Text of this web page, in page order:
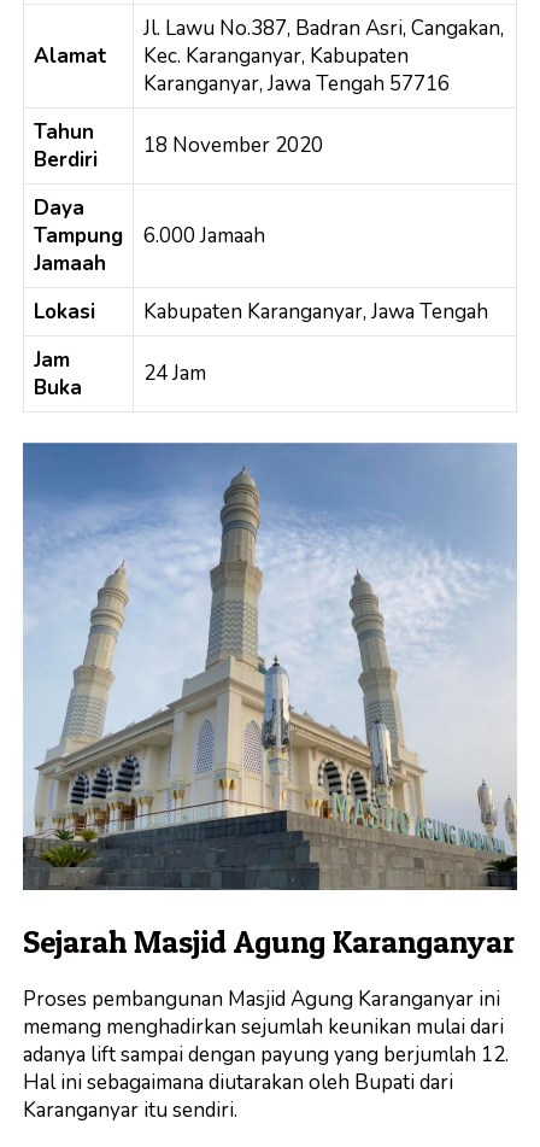
Alamat
Jl. Lawu No.387, Badran Asri, Cangakan,
Kec. Karanganyar, Kabupaten
Karanganyar, Jawa Tengah 57716
Tahun
Berdiri
18 November 2020
Daya
Tampung
Jamaah
6.000 Jamaah
Lokasi
Kabupaten Karanganyar, Jawa Tengah
Jam
Buka
24 Jam
Sejarah Masjid Agung Karanganyar
Proses pembangunan Masjid Agung Karanganyar ini
memang menghadirkan sejumlah keunikan mulai dari
adanya lift sampai dengan payung yang berjumlah 12.
Hal ini sebagaimana diutarakan oleh Bupati dari
Karanganyar itu sendiri.